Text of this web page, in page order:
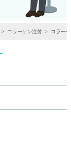
> コラーゲン注射 > コラー